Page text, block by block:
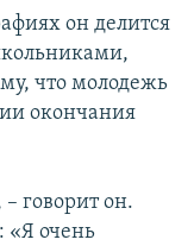
он делится
что молодежь
окончания
говорит он.
«Я очень